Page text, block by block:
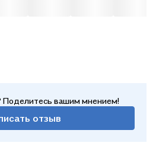
Поделитесь вашим мнением!
отзыв